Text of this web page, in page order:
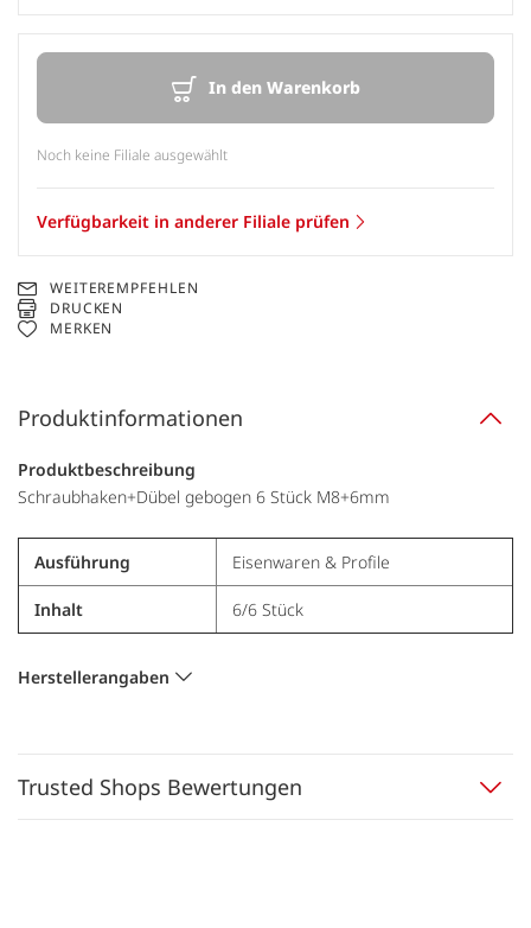
In den Warenkorb
Noch keine Filiale ausgewählt
Verfügbarkeit in anderer Filiale prüfen
WEITEREMPFEHLEN
DRUCKEN
MERKEN
Produktinformationen
Produktbeschreibung
Schraubhaken+Dübel gebogen 6 Stück M8+6mm
Ausführung Eisenwaren & Profile
Inhalt 6/6 Stück
Herstellerangaben
Trusted Shops Bewertungen